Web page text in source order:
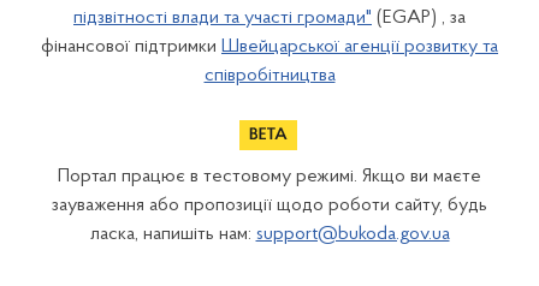
підзвітності влади та участі громади" (EGAP) , за
фінансової підтримки Швейцарської агенції розвитку та
співробітництва
Портал працює в тестовому режимі. Якщо ви маєте
зауваження або пропозиції щодо роботи сайту, будь
ласка, напишіть нам: support@bukoda.gov.ua